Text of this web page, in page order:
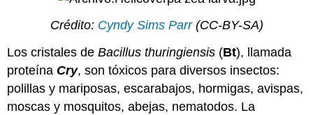
Crédito: Cyndy Sims Parr(CC-BY-SA)
Los cristales deBacillusthuringiensis (Bt), llamada
proteína Cry, son tóxicos para diversos insectos:
polillas y mariposas, escarabajos, hormigas, avispas,
moscas y mosquitos, abejas, nematodos. La